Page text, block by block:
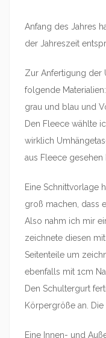
Anfang des Jahres
der Jahreszeit
Zur Anfertigung der
folgende
grau und blau und
Den Fleece wählte
wirklich
aus Fleece gesehen
Eine Schnittvorlage
groß machen, dass
Also nahm ich mir
zeichnete diesen
Seitenteile um
ebenfalls mit 1cm
Den Schultergurt
Körpergröße an.
Eine Innen- und